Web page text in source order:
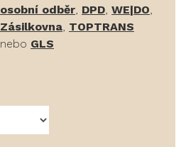
osobní odběr DPD WE|DO
Zásilkovna TOPTRANS
nebo GLS